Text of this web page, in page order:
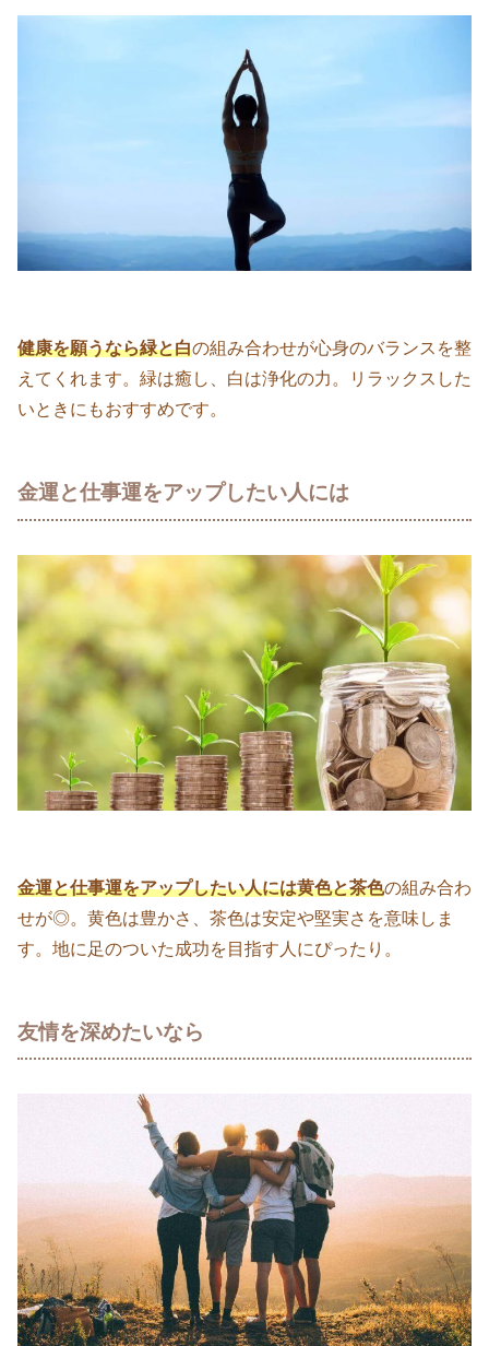
健康を願うなら緑と白の組み合わせが心身のバランスを整
えてくれます。緑は癒し、白は浄化の力。リラックスした
いときにもおすすめです。
金運と仕事運をアップしたい人には
金運と仕事運をアップしたい人には黄色と茶色の組み合わ
せが◎。黄色は豊かさ、茶色は安定や堅実さを意味しま
す。地に足のついた成功を目指す人にぴったり。
友情を深めたいなら